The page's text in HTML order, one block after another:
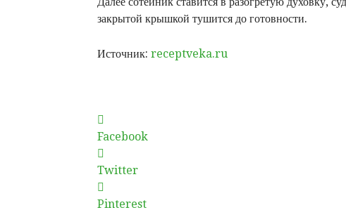
закрытой крышкой тушится до готовности.
Источник: receptveka.ru
Facebook
Twitter
Pinterest